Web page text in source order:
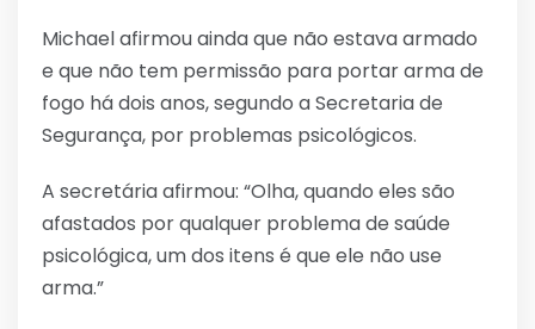
Michael afirmou ainda que não estava armado
e que não tem permissão para portar arma de
fogo há dois anos, segundo a Secretaria de
Segurança, por problemas psicológicos.
A secretária afirmou: “Olha, quando eles são
afastados por qualquer problema de saúde
psicológica, um dos itens é que ele não use
arma.”